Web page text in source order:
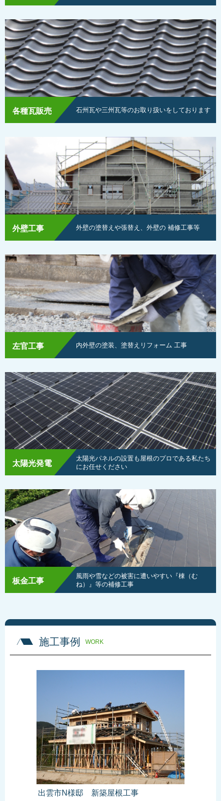
各種瓦販売 石州瓦や三州瓦等のお取り扱いをしております
外壁工事 外壁の塗替えや張替え、外壁の 補修工事等
左官工事 内外壁の塗装、塗替えリフォーム 工事
太陽光発電
太陽光パネルの設置も屋根のプロである私たち
にお任せください
板金工事
風雨や雪などの被害に遭いやすい『棟（む
ね）』等の補修工事
施工事例 WORK
出雲市N様邸 新築屋根工事